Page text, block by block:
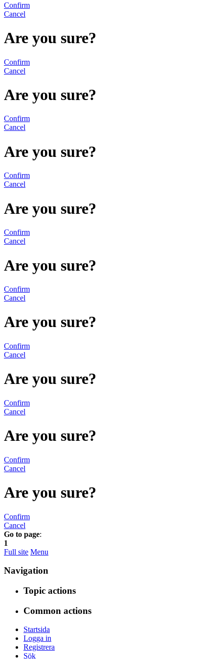
Confirm
Cancel
Are you sure?
Confirm
Cancel
Are you sure?
Confirm
Cancel
Are you sure?
Confirm
Cancel
Are you sure?
Confirm
Cancel
Are you sure?
Confirm
Cancel
Are you sure?
Confirm
Cancel
Are you sure?
Confirm
Cancel
Are you sure?
Confirm
Cancel
Are you sure?
Confirm
Cancel
Go to page:
1
Full site Menu
Navigation
Topic actions
Common actions
Startsida
Logga in
Registrera
Sök